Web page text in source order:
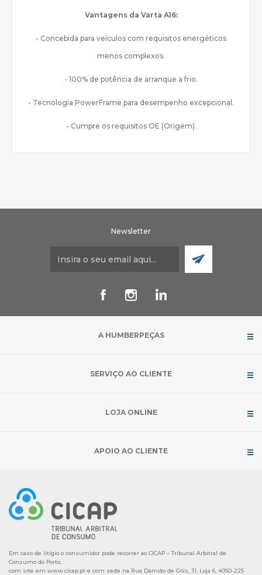
Vantagens da Varta A16:
- Concebida para veículos com requisitos energéticos
menos complexos.
- 100% de potência de arranque a frio.
- Tecnologia PowerFrame para desempenho excepcional.
- Cumpre os requisitos OE (Origem).
Newsletter
A HUMBERPEÇAS
SERVIÇO AO CLIENTE
LOJA ONLINE
APOIO AO CLIENTE
Em caso de litígio o consumidor pode recorrer ao CICAP – Tribunal Arbitral de
Consumo do Porto,
com site em www.cicap.pt e com sede na Rua Damião de Góis, 31, Loja 6, 4050-225